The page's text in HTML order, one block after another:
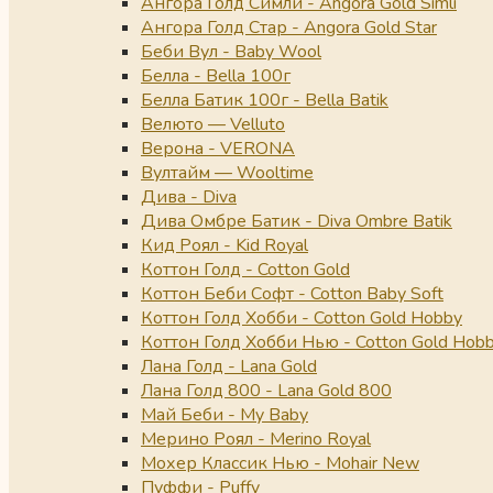
Ангора Голд Стар - Angora Gold Star
Беби Вул - Baby Wool
Белла - Bella 100г
Белла Батик 100г - Bella Batik
Велюто — Velluto
Верона - VERONA
Вултайм — Wooltime
Дива - Diva
Дива Омбре Батик - Diva Ombre Batik
Кид Роял - Kid Royal
Коттон Голд - Cotton Gold
Коттон Беби Софт - Cotton Baby Soft
Коттон Голд Хобби - Cotton Gold Hobby
Коттон Голд Хобби Нью - Cotton Gold
Лана Голд - Lana Gold
Лана Голд 800 - Lana Gold 800
Май Беби - My Baby
Мерино Роял - Merino Royal
Мохер Классик Нью - Mohair New
Пуффи - Puffy